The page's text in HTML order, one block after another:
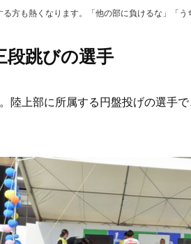
る方も熱くなります。「他の部に負けるな」「
段跳びの選手
陸上部に所属する円盤投げの選手